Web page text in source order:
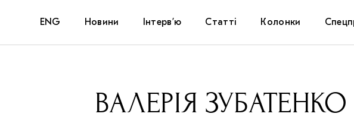
ENG Новини Інтерв’ю Статті Колонки
ВАЛЕРІЯ ЗУБАТЕНКО